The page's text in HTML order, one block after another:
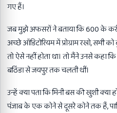
गए हैं।
जब मुझे अफसरों ने बताया कि 600 के
अच्छे ऑडिटोरियम में प्रोग्राम रखो,
तो ऐसे नहीं होता था। तो मैंने उनसे कहा
बठिंडा से जयपुर तक चलती थीं।
उन्हें क्या पता कि मिनी बस की खुशी क्या
पंजाब के एक कोने से दूसरे कोने तक हैं,